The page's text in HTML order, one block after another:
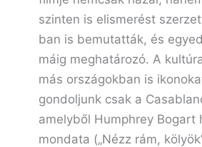
szinten is elismerést
ban is bemutatták, és
máig meghatározó. A
más országokban is
gondoljunk csak a
amelyből Humphrey Bogart
mondata („Nézz rám,